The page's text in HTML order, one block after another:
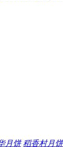
月饼 稻香村月饼